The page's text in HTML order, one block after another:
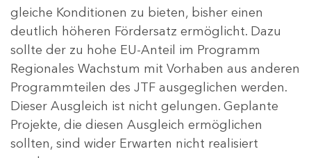
gleiche Konditionen zu bieten, bisher einen
deutlich höheren Fördersatz ermöglicht. Dazu
sollte der zu hohe EU-Anteil im Programm
Regionales Wachstum mit Vorhaben aus anderen
Programmteilen des JTF ausgeglichen werden.
Dieser Ausgleich ist nicht gelungen. Geplante
Projekte, die diesen Ausgleich ermöglichen
sollten, sind wider Erwarten nicht realisiert